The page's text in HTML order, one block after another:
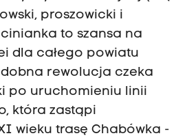
proszowicki i
to szansa na
dla całego powiatu
rewolucja czeka
po uruchomieniu linii
która zastąpi
wieku trasę Chabówka -